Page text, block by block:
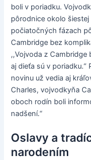
boli v poriadku.
pôrodnice okolo
počiatočných fázach
Cambridge bez
,,Vojvoda z
aj dieťa sú v poriadku.“
novinu už vedia aj
Charles, vojvodkyňa
oboch rodín boli
nadšení.“
Oslavy a
narodením